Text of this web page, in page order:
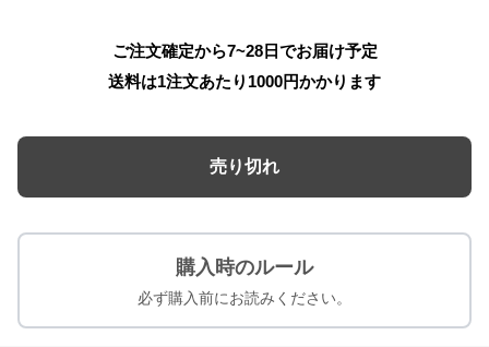
ご注文確定から7~28日でお届け予定
送料は1注文あたり 1000円かかります
売り切れ
購入時のルール
必ず購入前にお読みください。